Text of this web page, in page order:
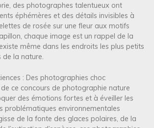
des photographes talentueux ont
éphémères et des détails invisibles à
de rosée sur une fleur aux motifs
chaque image est un rappel de la
même dans les endroits les plus petits
de la nature.
: Des photographies choc
ce concours de photographie nature
des émotions fortes et à éveiller les
problématiques environnementales
de la fonte des glaces polaires, de la